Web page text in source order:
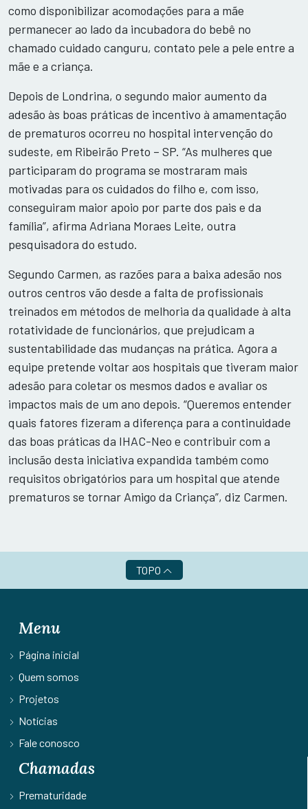
como disponibilizar acomodações para a mãe
permanecer ao lado da incubadora do bebê no
chamado cuidado canguru, contato pele a pele entre a
mãe e a criança.
Depois de Londrina, o segundo maior aumento da
adesão às boas práticas de incentivo à amamentação
de prematuros ocorreu no hospital intervenção do
sudeste, em Ribeirão Preto – SP. “As mulheres que
participaram do programa se mostraram mais
motivadas para os cuidados do filho e, com isso,
conseguiram maior apoio por parte dos pais e da
família”, afirma Adriana Moraes Leite, outra
pesquisadora do estudo.
Segundo Carmen, as razões para a baixa adesão nos
outros centros vão desde a falta de profissionais
treinados em métodos de melhoria da qualidade à alta
rotatividade de funcionários, que prejudicam a
sustentabilidade das mudanças na prática. Agora a
equipe pretende voltar aos hospitais que tiveram maior
adesão para coletar os mesmos dados e avaliar os
impactos mais de um ano depois. “Queremos entender
quais fatores fizeram a diferença para a continuidade
das boas práticas da IHAC-Neo e contribuir com a
inclusão desta iniciativa expandida também como
requisitos obrigatórios para um hospital que atende
prematuros se tornar Amigo da Criança”, diz Carmen.
TOPO
Menu
Página inicial
Quem somos
Projetos
Notícias
Fale conosco
Chamadas
Prematuridade